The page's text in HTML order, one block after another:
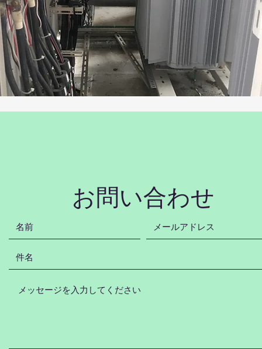
お問い合わせ